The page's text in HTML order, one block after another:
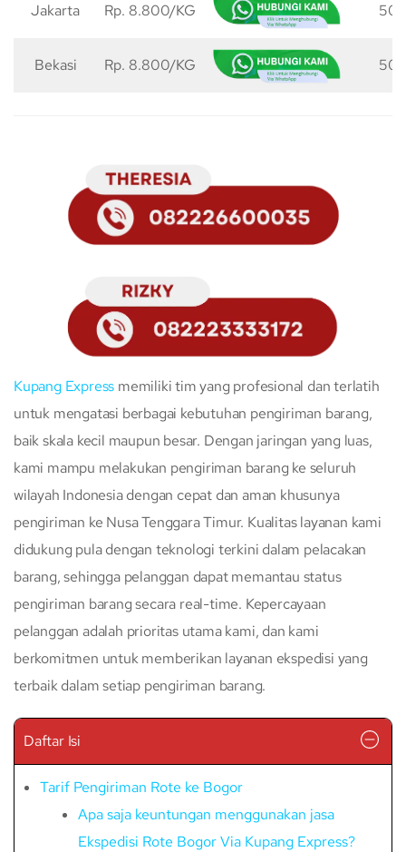
Jakarta Rp. 8.800/KG 50
Bekasi Rp. 8.800/KG 50
Kupang Express memiliki tim yang profesional dan terlatih
untuk mengatasi berbagai kebutuhan pengiriman barang,
baik skala kecil maupun besar. Dengan jaringan yang luas,
kami mampu melakukan pengiriman barang ke seluruh
wilayah Indonesia dengan cepat dan aman khusunya
pengiriman ke Nusa Tenggara Timur. Kualitas layanan kami
didukung pula dengan teknologi terkini dalam pelacakan
barang, sehingga pelanggan dapat memantau status
pengiriman barang secara real-time. Kepercayaan
pelanggan adalah prioritas utama kami, dan kami
berkomitmen untuk memberikan layanan ekspedisi yang
terbaik dalam setiap pengiriman barang.
Daftar Isi
Tarif Pengiriman Rote ke Bogor
Apa saja keuntungan menggunakan jasa
Ekspedisi Rote Bogor Via Kupang Express?